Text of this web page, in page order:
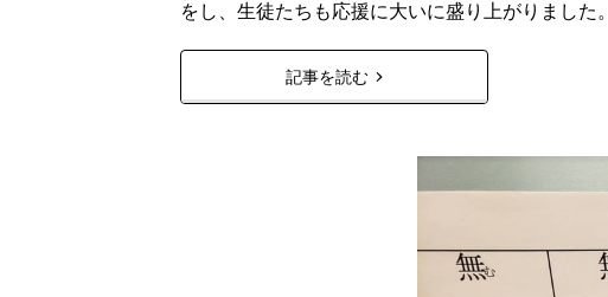
をし、生徒たちも応援に大いに盛り上がりました。
記事を読む